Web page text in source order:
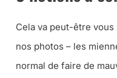
Cela va peut-être
nos photos – les
normal de faire de